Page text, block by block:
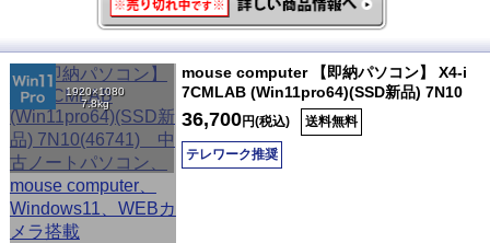
1920×1080
7.8kg
mouse computer 【即納パソコン】 X4-i
7CMLAB (Win11pro64)(SSD新品) 7N10
36,700円(税込) 送料無料
テレワーク推奨